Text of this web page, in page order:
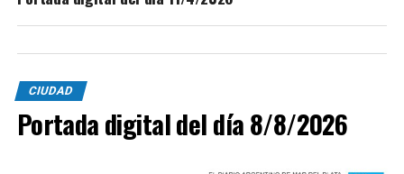
CIUDAD
Portada digital del día 8/8/2026